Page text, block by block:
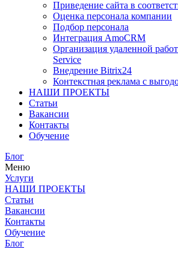
Приведение сайта в
Оценка персонала компании
Подбор персонала
Интеграция AmoCRM
Организация удаленной
Service
Внедрение Bitrix24
Контекстная реклама с
НАШИ ПРОЕКТЫ
Статьи
Вакансии
Контакты
Обучение
Блог
Меню
Услуги
НАШИ ПРОЕКТЫ
Статьи
Вакансии
Контакты
Обучение
Блог